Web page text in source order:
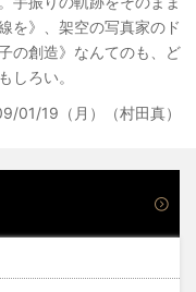
を》、架空の写真家のド
の創造》なんてのも、ど
しろい。
01/19（月）（村田真）